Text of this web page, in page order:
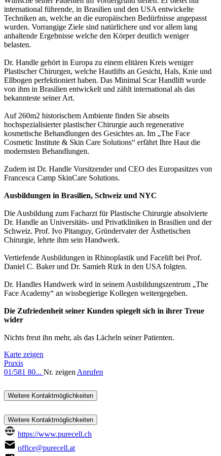
international führende, in Brasilien und den USA entwickelte
Techniken an, welche an die europäischen Bedürfnisse angepasst
wurden. Vorrangige Ziele sind natürlichere und vor allem lang
anhaltende Ergebnisse welche den Körper deutlich weniger
belasten.
Dr. Handle gehört in Europa zu einem elitären Kreis weniger
Plastischer Chirurgen, welche Hautlifts an Gesicht, Hals, Knie und
Ellbogen perfektioniert haben. Das Minimal Scar Handlift wurde
von ihm in Brasilien entwickelt und zählt international als das
bekannteste seiner Art.
Auf 260m2 historischem Ambiente finden Sie abseits
hochspezialisierter plastischer Chirurgie auch regenerative
kosmetische Behandlungen des Gesichtes an. Im „The Face
Cosmetic Institute & Skin Care Solutions“ erfährt Ihre Haut die
modernsten Behandlungen.
Zudem ist Dr. Handle Vorsitzender und CEO des Europasitzes von
Francesca Camp SkinCare Solutions.
Ausbildungen in Brasilien, Schweiz und NYC
Die Ausbildung zum Facharzt für Plastische Chirurgie absolvierte
Dr. Handle an Universitäts- und Privatkliniken in Brasilien und der
Schweiz. Prof. Ivo Pitanguy, Gründervater der Ästhetischen
Chirurgie, lehrte ihm sein Handwerk.
Vertiefende Ausbildungen in Rhinoplastik und Facelift bei Prof.
Daniel C. Baker und Dr. Samieh Rizk in den USA folgten.
Dr. Handles Handwerk wird in seinem Ausbildungszentrum „The
Face Academy“ an wissbegierige Kollegen weitergegeben.
Die Zufriedenheit seiner Kunden spiegelt sich in ihrer Treue
wider
Nichts freut ihn mehr, als das Lächeln seiner Patienten.
Karte zeigen
Praxis
01/581 80... Nr. zeigen Anrufen
Weitere Kontaktmöglichkeiten
Weitere Kontaktmöglichkeiten
https://www.purecell.ch
office@purecell.at